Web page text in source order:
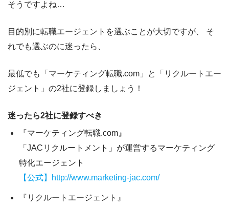
そうですよね…
目的別に転職エージェントを選ぶことが大切ですが、 そ
れでも選ぶのに迷ったら、
最低でも 「マーケティング転職.com」 と
「リクルートエー
ジェント」 の2社に登録しましょう！
迷ったら2社に登録すべき
『マーケティング転職.com』
「JACリクルートメント」が運営するマーケティング
特化エージェント
【公式】http://www.marketing-jac.com/
『リクルートエージェント』